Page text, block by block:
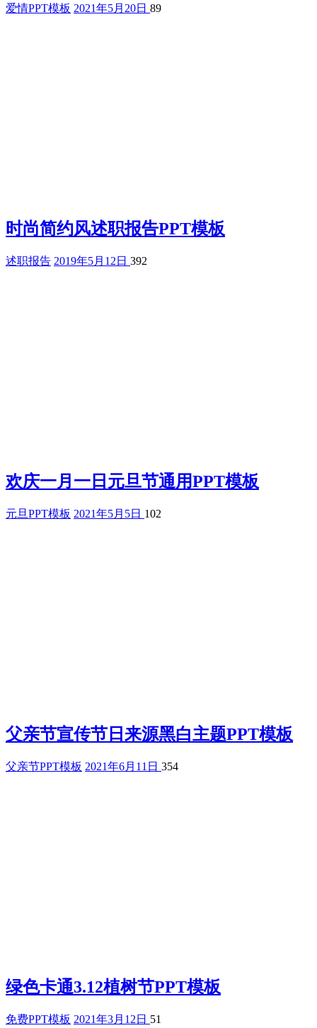
爱情PPT模板 2021年5月20日 89
时尚简约风述职报告PPT模板
述职报告 2019年5月12日 392
欢庆一月一日元旦节通用PPT模板
元旦PPT模板 2021年5月5日 102
父亲节宣传节日来源黑白主题PPT模板
父亲节PPT模板 2021年6月11日 354
绿色卡通3.12植树节PPT模板
免费PPT模板 2021年3月12日 51